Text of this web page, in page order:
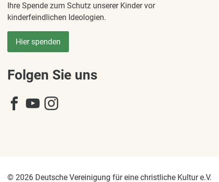
Ihre Spende zum Schutz unserer Kinder vor
kinderfeindlichen Ideologien.
Hier spenden
Folgen Sie uns
© 2026 Deutsche Vereinigung für eine christliche Kultur e.V.